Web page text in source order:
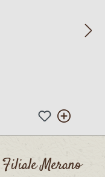
Filiale Merano